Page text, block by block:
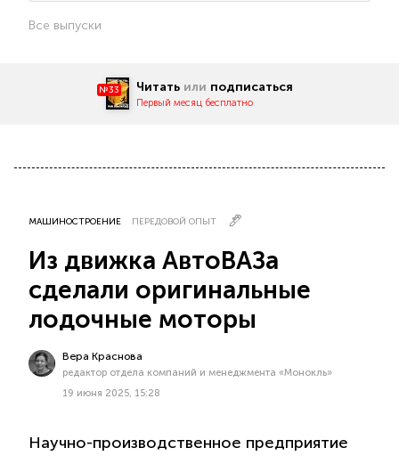
Все выпуски
№33 Читать или подписаться
Первый месяц бесплатно
МАШИНОСТРОЕНИЕ ПЕРЕДОВОЙ ОПЫТ
Из движка АвтоВАЗа
сделали оригинальные
лодочные моторы
Вера Краснова
редактор отдела компаний и менеджмента «Монокль»
19 июня 2025, 15:28
Научно-производственное предприятие